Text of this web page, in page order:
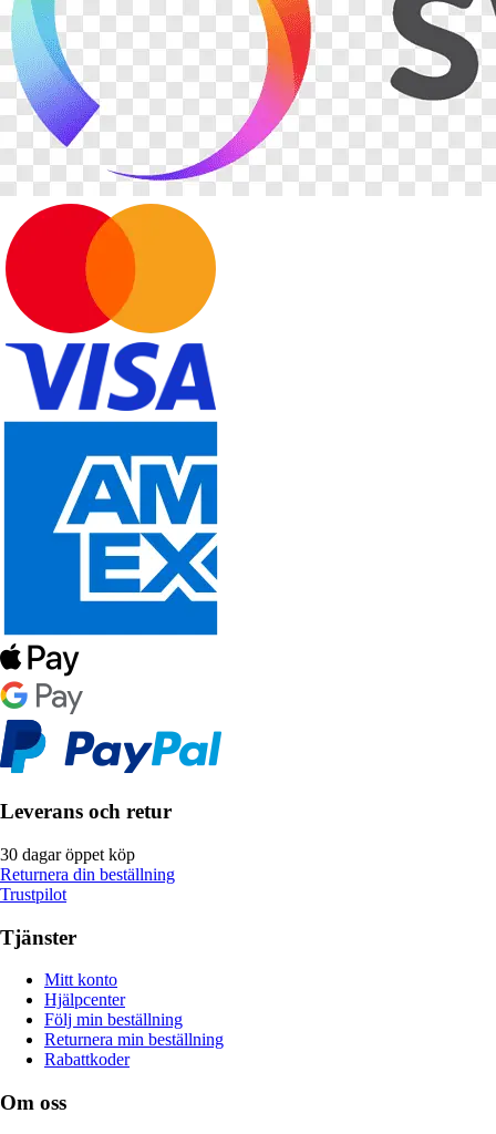
Leverans och retur
30 dagar öppet köp
Returnera din beställning
Trustpilot
Tjänster
Mitt konto
Hjälpcenter
Följ min beställning
Returnera min beställning
Rabattkoder
Om oss